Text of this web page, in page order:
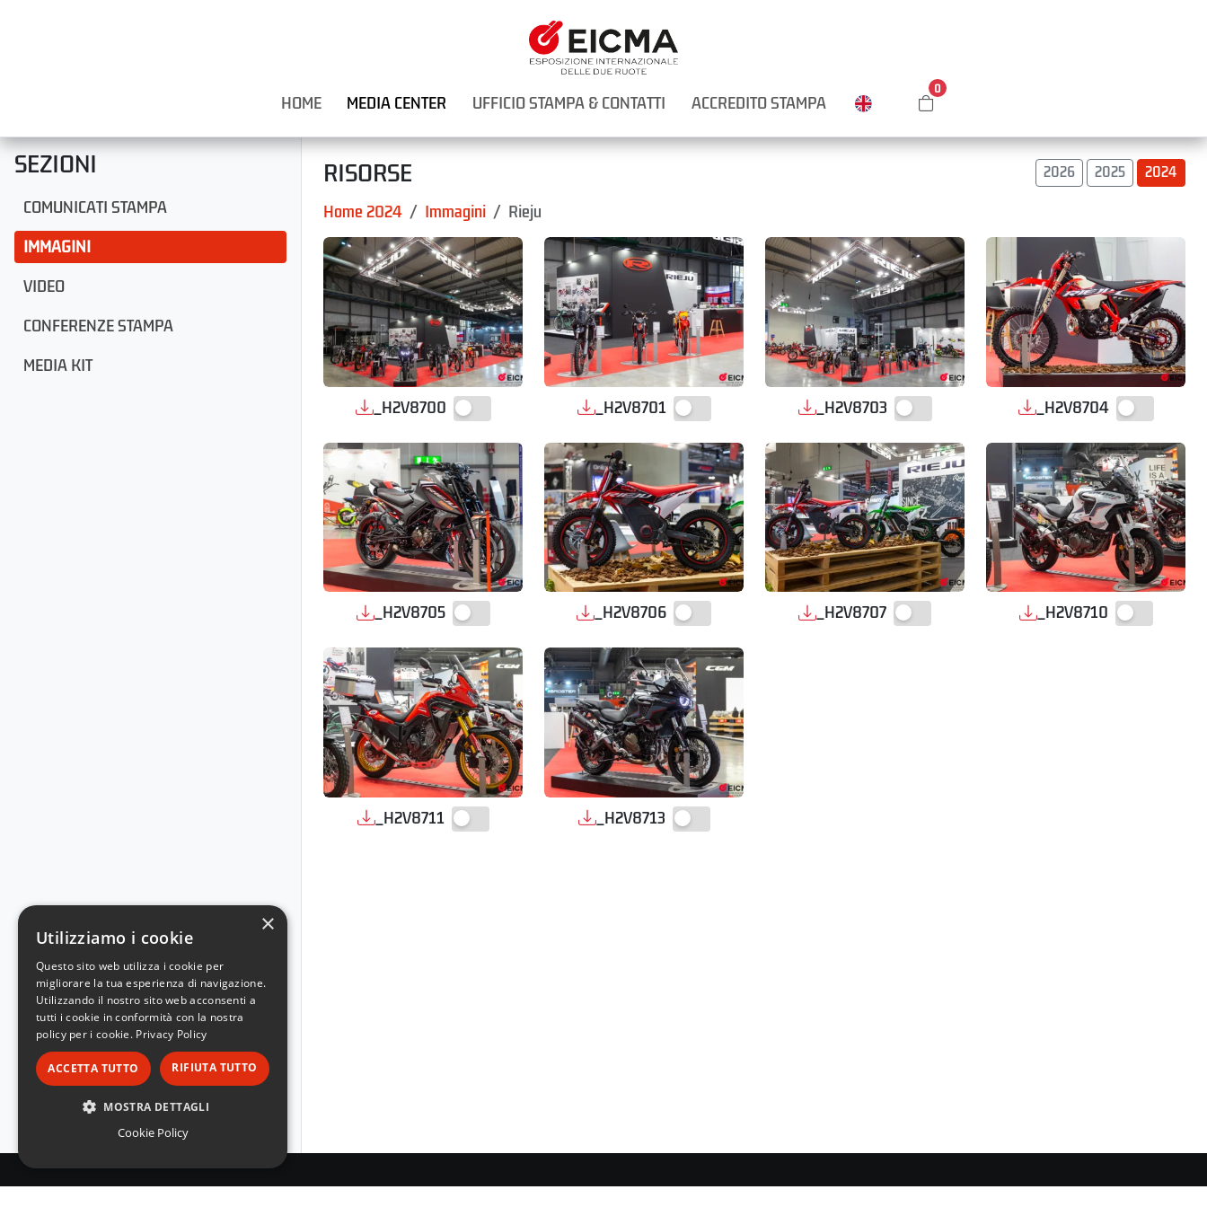
HOME MEDIA CENTER UFFICIO STAMPA & CONTATTI ACCREDITO STAMPA
0
SEZIONI
COMUNICATI STAMPA
IMMAGINI
VIDEO
CONFERENZE STAMPA
MEDIA KIT
RISORSE 2026 2025 2024
Home 2024 Immagini Rieju
_H2V8700 _H2V8701 _H2V8703 _H2V8704
_H2V8705 _H2V8706 _H2V8707 _H2V8710
_H2V8711 _H2V8713
×
Utilizziamo i cookie
Questo sito web utilizza i cookie per
migliorare la tua esperienza di navigazione.
Utilizzando il nostro sito web acconsenti a
tutti i cookie in conformità con la nostra
policy per i cookie. Privacy Policy
ACCETTA TUTTO RIFIUTA TUTTO
MOSTRA DETTAGLI
STRETTAMENTE NECESSARI
Cookie Policy